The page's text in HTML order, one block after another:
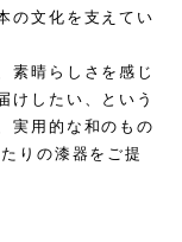
の文化を支えてい
素晴らしさを感じ
けしたい、という
実用的な和のもの
りの漆器をご提